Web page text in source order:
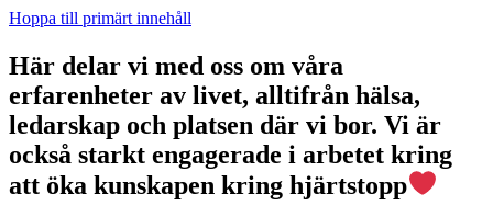
Hoppa till primärt innehåll
Här delar vi med oss om våra
erfarenheter av livet, alltifrån hälsa,
ledarskap och platsen där vi bor. Vi är
också starkt engagerade i arbetet kring
att öka kunskapen kring hjärtstopp